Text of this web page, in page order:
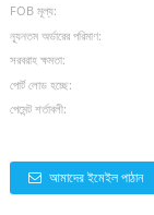
FOB মূল্য:
ন্যূনতম অর্ডারের পরিমাণ:
সরবরাহ ক্ষমতা:
পোর্ট লোড হচ্ছে:
পেমেন্ট শর্তাবলী:
আমাদের ইমেইল পাঠান